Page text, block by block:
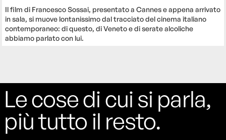
Il film di Francesco Sossai, presentato a Cannes e appena arrivato
in sala, si muove lontanissimo dal tracciato del cinema italiano
contemporaneo: di questo, di Veneto e di serate alcoliche
abbiamo parlato con lui.
Le cose di cui si parla,
più tutto il resto.